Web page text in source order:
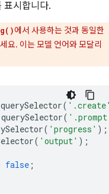
표시합니다.
에서 사용하는 것과 동일한
요. 이는 모델 언어와 모달리
querySelector(
querySelector(
( 'progress' );
( 'output' );
false ;